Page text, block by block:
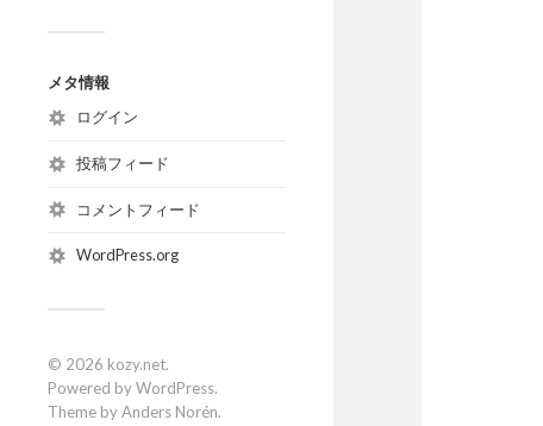
メタ情報
ログイン
投稿フィード
コメントフィード
WordPress.org
© 2026 kozy.net.
Powered byWordPress.
Theme byAnders Norén.